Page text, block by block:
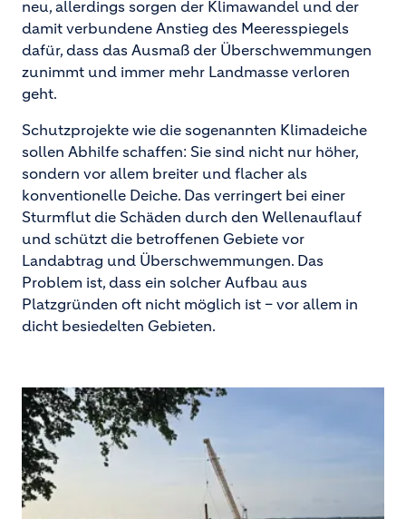
neu, allerdings sorgen der Klimawandel und der
damit verbundene Anstieg des Meeresspiegels
dafür, dass das Ausmaß der Überschwemmungen
zunimmt und immer mehr Landmasse verloren
geht.
Schutzprojekte wie die sogenannten Klimadeiche
sollen Abhilfe schaffen: Sie sind nicht nur höher,
sondern vor allem breiter und flacher als
konventionelle Deiche. Das verringert bei einer
Sturmflut die Schäden durch den Wellenauflauf
und schützt die betroffenen Gebiete vor
Landabtrag und Überschwemmungen. Das
Problem ist, dass ein solcher Aufbau aus
Platzgründen oft nicht möglich ist – vor allem in
dicht besiedelten Gebieten.